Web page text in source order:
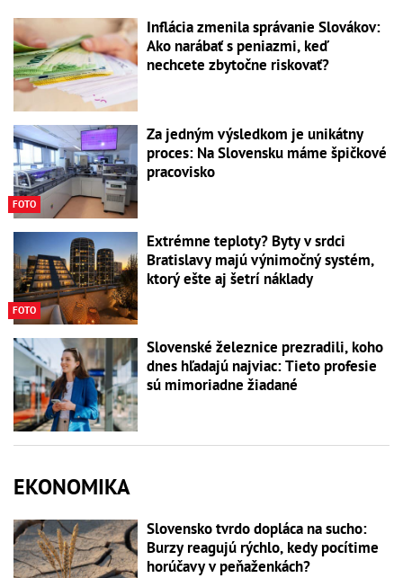
Inflácia zmenila správanie Slovákov:
Ako narábať s peniazmi, keď
nechcete zbytočne riskovať?
FOTO
Za jedným výsledkom je unikátny
proces: Na Slovensku máme špičkové
pracovisko
FOTO
Extrémne teploty? Byty v srdci
Bratislavy majú výnimočný systém,
ktorý ešte aj šetrí náklady
Slovenské železnice prezradili, koho
dnes hľadajú najviac: Tieto profesie
sú mimoriadne žiadané
EKONOMIKA
Slovensko tvrdo dopláca na sucho:
Burzy reagujú rýchlo, kedy pocítime
horúčavy v peňaženkách?